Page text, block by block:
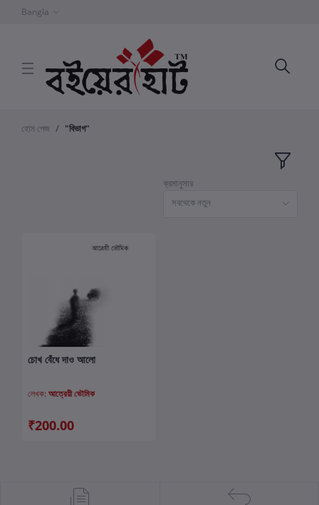
Bangla
হোম পেজ "বিভাগ"
ক্রমানুসার
সবথেকে নতুন
কার্টে যোগ করুন
চোখ বেঁধে দাও আলো
লেখক: আত্রেয়ী ভৌমিক
₹200.00